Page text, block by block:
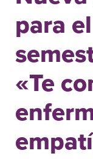
para
«Te